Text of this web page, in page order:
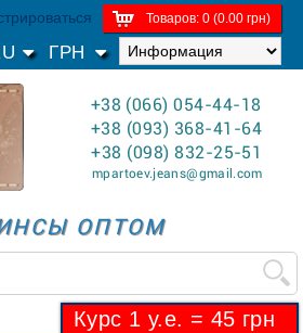
Товаров: 0 (0.00 грн)
ГРН
ОПТОМ
+38 (066) 054-44-18
+38 (093) 368-41-64
+38 (098) 832-25-51
mpartoev.jeans@gmail.com
Курс 1 у.е. = 45 грн